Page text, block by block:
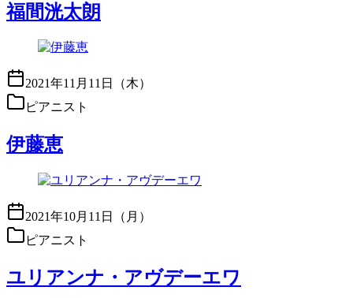
福間洸太朗
2021年11月11日（木）
ピアニスト
伊藤恵
2021年10月11日（月）
ピアニスト
ユリアンナ・アヴデーエワ